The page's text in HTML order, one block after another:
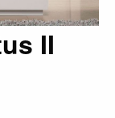
II